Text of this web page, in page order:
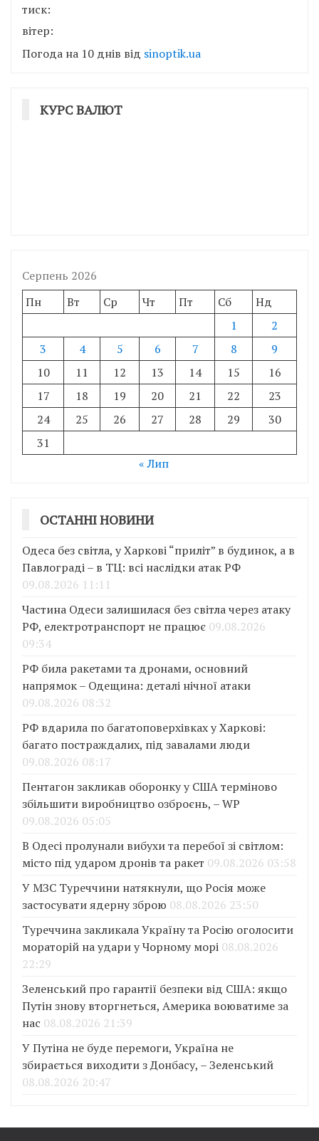
тиск:
вітер:
Погода на 10 днів від sinoptik.ua
КУРС ВАЛЮТ
Серпень 2026
Пн
Вт Ср Чт Пт Сб
Нд
1
2
3
4 5 6 7 8
9
10
11 12 13 14 15
16
17
18 19 20 21 22
23
24
25 26 27 28 29
30
31
« Лип
ОСТАННІ НОВИНИ
Одеса без світла, у Харкові “приліт” в будинок, а в
Павлограді – в ТЦ: всі наслідки атак РФ
09.08.2026 11:11
Частина Одеси залишилася без світла через атаку
РФ, електротранспорт не працює 09.08.2026
09:34
РФ била ракетами та дронами, основний
напрямок – Одещина: деталі нічної атаки
09.08.2026 08:32
РФ вдарила по багатоповерхівках у Харкові:
багато постраждалих, під завалами люди
09.08.2026 08:17
Пентагон закликав оборонку у США терміново
збільшити виробництво озброєнь, – WP
09.08.2026 05:05
В Одесі пролунали вибухи та перебої зі світлом:
місто під ударом дронів та ракет 09.08.2026 03:58
У МЗС Туреччини натякнули, що Росія може
застосувати ядерну зброю 08.08.2026 23:50
Туреччина закликала Україну та Росію оголосити
мораторій на удари у Чорному морі 08.08.2026
22:29
Зеленський про гарантії безпеки від США: якщо
Путін знову вторгнеться, Америка воюватиме за
нас 08.08.2026 21:39
У Путіна не буде перемоги, Україна не
збирається виходити з Донбасу, – Зеленський
08.08.2026 20:47